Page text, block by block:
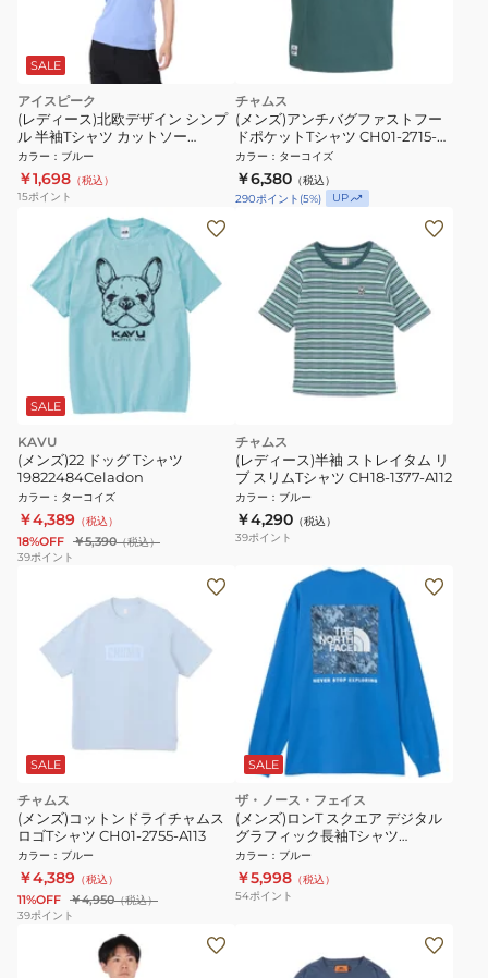
SALE
アイスピーク
(レディース)北欧デザイン シンプ
ル 半袖Tシャツ カットソー
BELFAST 54632 312 ブルー
カラー ： ブルー
￥1,698 （税込）
15ポイント
チャムス
(メンズ)アンチバグファストフー
ドポケットTシャツ CH01-2715-
T035
カラー ： ターコイズ
￥6,380 （税込）
290ポイント (5%) UP
SALE
KAVU
(メンズ)22 ドッグ Tシャツ
19822484Celadon
カラー ： ターコイズ
￥4,389 （税込）
18%OFF ￥5,390（税込）
39ポイント
チャムス
(レディース)半袖 ストレイタム リ
ブ スリムTシャツ CH18-1377-A112
カラー ： ブルー
￥4,290 （税込）
39ポイント
SALE
チャムス
(メンズ)コットンドライチャムス
ロゴTシャツ CH01-2755-A113
カラー ： ブルー
￥4,389 （税込）
11%OFF ￥4,950（税込）
39ポイント
SALE
ザ・ノース・フェイス
(メンズ)ロンT スクエア デジタル
グラフィック長袖Tシャツ
NT82545 CB
カラー ： ブルー
￥5,998 （税込）
54ポイント